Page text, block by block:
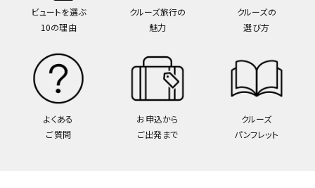
ビュートを選ぶ
10の理由
クルーズ旅行の
魅力
クルーズの
選び方
よくある
ご質問
お申込から
ご出発まで
クルーズ
パンフレット